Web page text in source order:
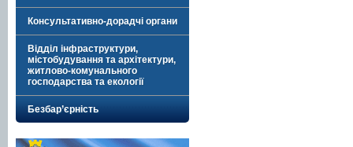
Консультативно-дорадчі органи
Відділ інфраструктури,
містобудування та архітектури,
житлово-комунального
господарства та екології
Безбар’єрність